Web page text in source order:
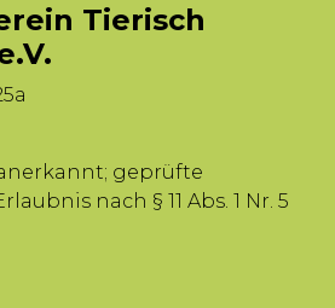
Tierisch
geprüfte
nach § 11 Abs. 1 Nr. 5